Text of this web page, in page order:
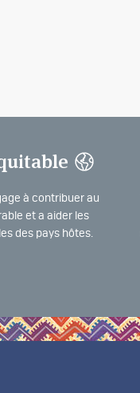
à contribuer au
et a aider les
des pays hôtes.